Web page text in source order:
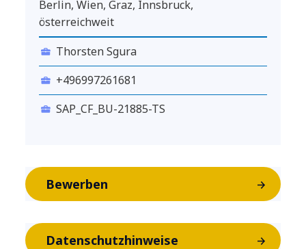
Berlin, Wien, Graz, Innsbruck,
österreichweit
Thorsten Sgura
+496997261681
SAP_CF_BU-21885-TS
Bewerben
Datenschutzhinweise